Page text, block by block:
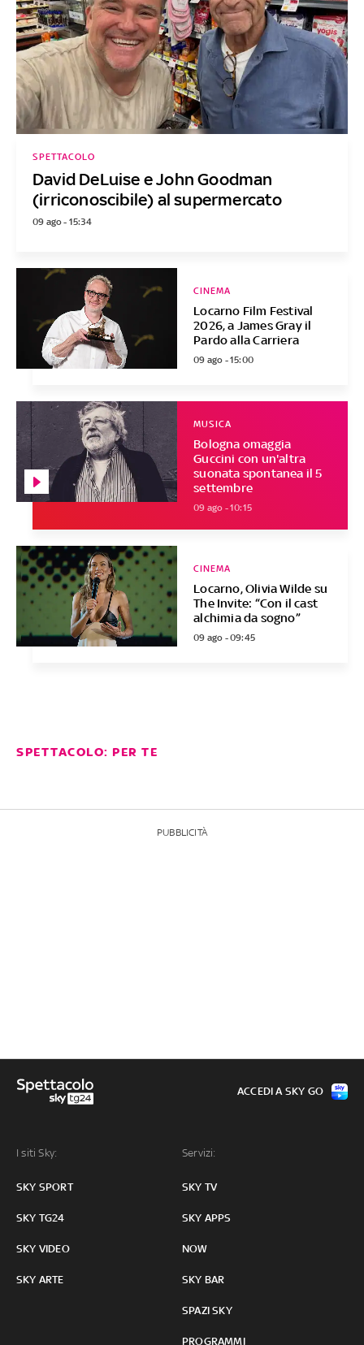
David DeLuise e John Goodman
(irriconoscibile) al supermercato
SPETTACOLO
09 ago - 15:34
Locarno Film Festival
2026, a James Gray il
Pardo alla Carriera
CINEMA
09 ago - 15:00
Bologna omaggia
Guccini con un'altra
suonata spontanea il 5
settembre
MUSICA
09 ago - 10:15
Locarno, Olivia Wilde su
The Invite: “Con il cast
alchimia da sogno”
CINEMA
09 ago - 09:45
SPETTACOLO: PER TE
PUBBLICITÀ
I siti Sky:
SKY SPORT
SKY TG24
SKY VIDEO
SKY ARTE
Servizi:
SKY TV
SKY APPS
NOW
SKY BAR
SPAZI SKY
PROGRAMMI
ACCEDI A SKY GO